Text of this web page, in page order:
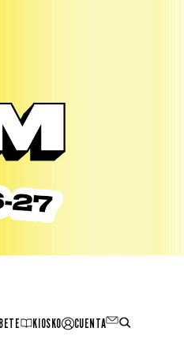
KIOSKO CUENTA